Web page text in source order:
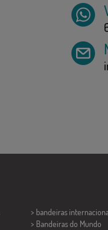
> bandeiras
> Bandeiras do Mundo